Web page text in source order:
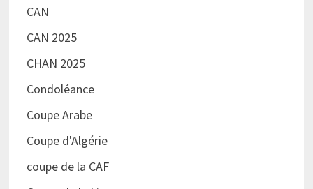
CAN
CAN 2025
CHAN 2025
Condoléance
Coupe Arabe
Coupe d'Algérie
coupe de la CAF